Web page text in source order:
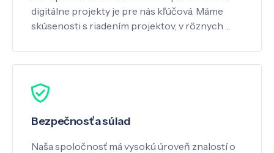
digitálne projekty je pre nás kľúčová. Máme
skúsenosti s riadením projektov, v rôznych …
Bezpečnosť a súlad
Naša spoločnosť má vysokú úroveň znalostí o